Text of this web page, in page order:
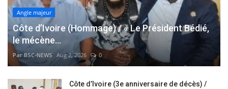
Angle majeur
Côte d’Ivoire (Hommage) / « Le Président Bédié,
le mécène...
Par BSC-NEWS Aug 2, 2026 0
Côte d’Ivoire (3e anniversaire de décès) /